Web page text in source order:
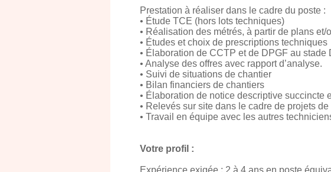
Prestation à réaliser dans le cadre du poste :
• Étude TCE (hors lots techniques)
• Réalisation des métrés, à partir de plans
• Études et choix de prescriptions techniques
• Élaboration de CCTP et de DPGF au stade
• Analyse des offres avec rapport d’analyse.
• Suivi de situations de chantier
• Bilan financiers de chantiers
• Élaboration de notice descriptive succincte
• Relevés sur site dans le cadre de projets
• Travail en équipe avec les autres
Votre profil :
Expérience exigée : 2 à 4 ans en poste